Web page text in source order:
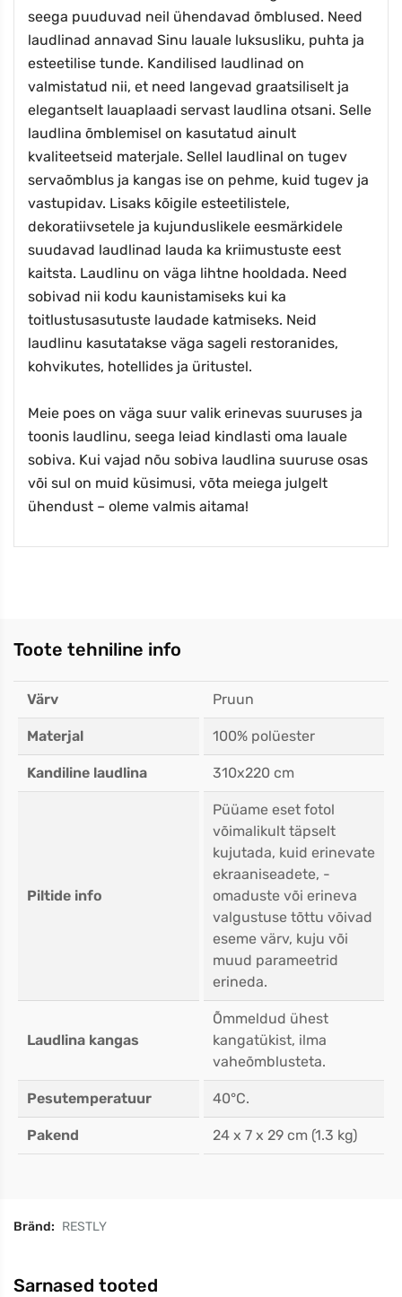
seega puuduvad neil ühendavad õmblused. Need
laudlinad annavad Sinu lauale luksusliku, puhta ja
esteetilise tunde. Kandilised laudlinad on
valmistatud nii, et need langevad graatsiliselt ja
elegantselt lauaplaadi servast laudlina otsani. Selle
laudlina õmblemisel on kasutatud ainult
kvaliteetseid materjale. Sellel laudlinal on tugev
servaõmblus ja kangas ise on pehme, kuid tugev ja
vastupidav. Lisaks kõigile esteetilistele,
dekoratiivsetele ja kujunduslikele eesmärkidele
suudavad laudlinad lauda ka kriimustuste eest
kaitsta. Laudlinu on väga lihtne hooldada. Need
sobivad nii kodu kaunistamiseks kui ka
toitlustusasutuste laudade katmiseks. Neid
laudlinu kasutatakse väga sageli restoranides,
kohvikutes, hotellides ja üritustel.
Meie poes on väga suur valik erinevas suuruses ja
toonis laudlinu, seega leiad kindlasti oma lauale
sobiva. Kui vajad nõu sobiva laudlina suuruse osas
või sul on muid küsimusi, võta meiega julgelt
ühendust – oleme valmis aitama!
Toote tehniline info
Värv Pruun
Materjal 100% polüester
Kandiline laudlina 310x220 cm
Piltide info
Püüame eset fotol
võimalikult täpselt
kujutada, kuid erinevate
ekraaniseadete, -
omaduste või erineva
valgustuse tõttu võivad
eseme värv, kuju või
muud parameetrid
erineda.
Laudlina kangas
Õmmeldud ühest
kangatükist, ilma
vaheõmblusteta.
Pesutemperatuur 40°C.
Pakend 24 x 7 x 29 cm (1.3 kg)
Bränd: RESTLY
Sarnased tooted